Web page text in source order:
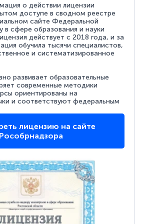
о действии лицензии
доступе в сводном реестре
сайте Федеральной
в сфере образования и науки
действует с 2018 года, и за
обучила тысячи специалистов,
и систематизированное
развивает образовательные
современные методики
ориентированы на
и соответствуют федеральным
лицензию на сайте
Рособрнадзора